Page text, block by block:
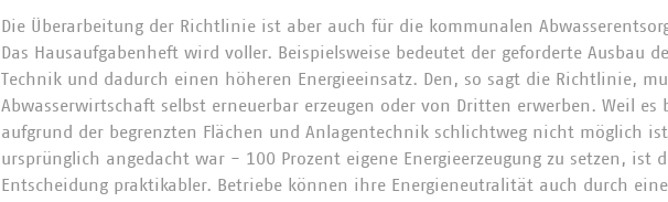
Die Überarbeitung der Richtlinie ist aber auch für die kommunalen
Das Hausaufgabenheft wird voller. Beispielsweise bedeutet der geforderte Ausbau
Technik und dadurch einen höheren Energieeinsatz. Den, so sagt die Richtlinie,
Abwasserwirtschaft selbst erneuerbar erzeugen oder von Dritten erwerben. Weil es
aufgrund der begrenzten Flächen und Anlagentechnik schlichtweg nicht möglich
ursprünglich angedacht war - 100 Prozent eigene Energieerzeugung zu setzen, ist
Entscheidung praktikabler. Betriebe können ihre Energieneutralität auch durch